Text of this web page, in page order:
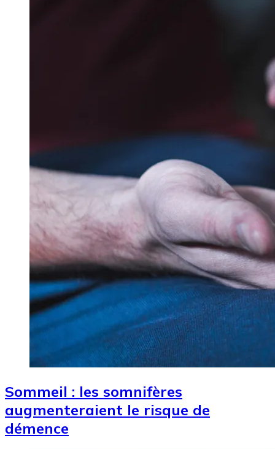
Sommeil : les somnifères
augmenteraient le risque de
démence